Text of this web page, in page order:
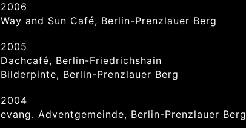
2006
Way and Sun Café, Berlin-Prenzlauer Berg
2005
Dachcafé, Berlin-Friedrichshain
Bilderpinte, Berlin-Prenzlauer Berg
2004
evang. Adventgemeinde, Berlin-Prenzlauer Berg